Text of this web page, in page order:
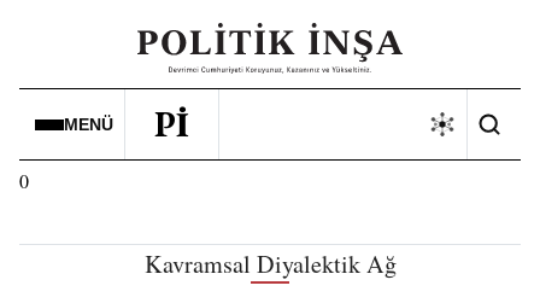
MENÜ Pİ
0
Kavramsal Diyalektik Ağ